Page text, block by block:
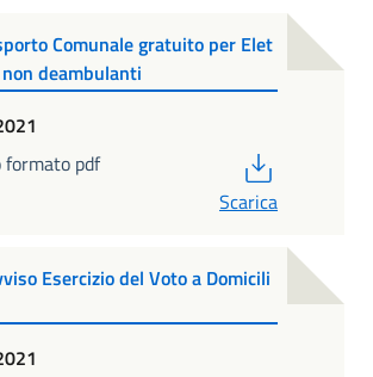
Comunale gratuito per Elet
deambulanti
formato pdf
Scarica
Esercizio del Voto a Domicili